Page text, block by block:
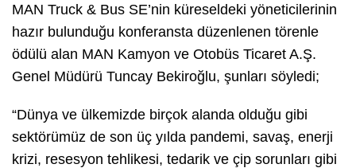
MAN Truck & Bus SE’nin küreseldeki yöneticilerinin
hazır bulunduğu konferansta düzenlenen törenle
ödülü alan MAN Kamyon ve Otobüs Ticaret A.Ş.
Genel Müdürü Tuncay Bekiroğlu, şunları söyledi;
“Dünya ve ülkemizde birçok alanda olduğu gibi
sektörümüz de son üç yılda pandemi, savaş, enerji
krizi, resesyon tehlikesi, tedarik ve çip sorunları gibi